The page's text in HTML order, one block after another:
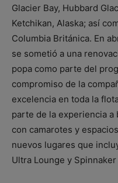
Glacier Bay, Hubbard
Ketchikan, Alaska; así
Columbia Británica. En
se sometió a una
popa como parte del
compromiso de la
excelencia en toda la
parte de la experiencia a
con camarotes y
nuevos lugares que
Ultra Lounge y